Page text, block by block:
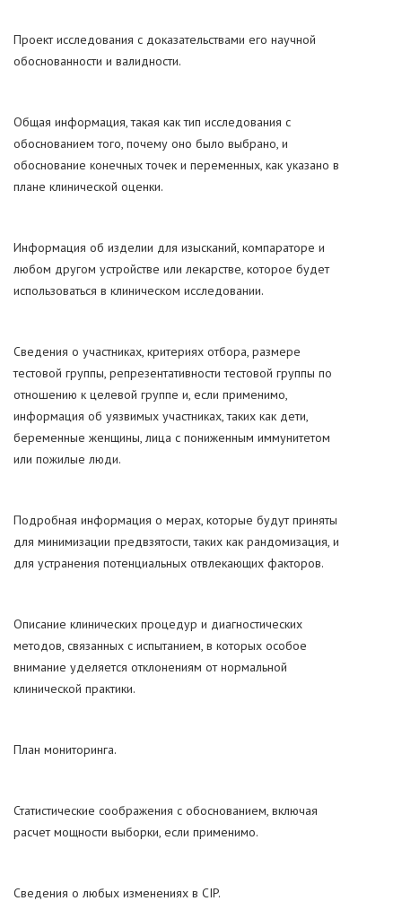
Проект исследования с доказательствами его научной
обоснованности и валидности.
Общая информация, такая как тип исследования с
обоснованием того, почему оно было выбрано, и
обоснование конечных точек и переменных, как указано в
плане клинической оценки.
Информация об изделии для изысканий, компараторе и
любом другом устройстве или лекарстве, которое будет
использоваться в клиническом исследовании.
Сведения о участниках, критериях отбора, размере
тестовой группы, репрезентативности тестовой группы по
отношению к целевой группе и, если применимо,
информация об уязвимых участниках, таких как дети,
беременные женщины, лица с пониженным иммунитетом
или пожилые люди.
Подробная информация о мерах, которые будут приняты
для минимизации предвзятости, таких как рандомизация, и
для устранения потенциальных отвлекающих факторов.
Описание клинических процедур и диагностических
методов, связанных с испытанием, в которых особое
внимание уделяется отклонениям от нормальной
клинической практики.
План мониторинга.
Статистические соображения с обоснованием, включая
расчет мощности выборки, если применимо.
Сведения о любых изменениях в CIP.